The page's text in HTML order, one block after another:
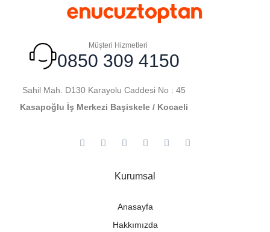
Müşteri Hizmetleri
0850 309 4150
Sahil Mah. D130 Karayolu Caddesi No : 45
Kasapoğlu İş Merkezi Başiskele / Kocaeli
Kurumsal
Anasayfa
Hakkımızda